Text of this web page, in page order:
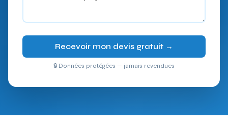
Recevoir mon devis gratuit →
🔒 Données protégées — jamais revendues